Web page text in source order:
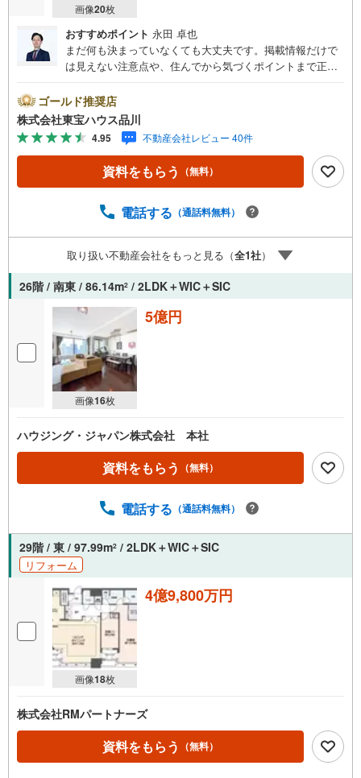
画像20枚
おすすめポイント 永田 卓也
まだ何も決まっていなくても大丈夫です。掲載情報だけで
は見えない注意点や、住んでから気づくポイントまで正直
とも包み隠さずお伝えし、「納得して選ぶ」ためのサポー
トを大切にしています。現地でしか分からないリアルな情
報も含めて、一緒に後悔しない住まい探しを進めていきま
しょう。まずはお気軽にご相談ください。【Yahoo！ 不動
産キャンペーン対象店舗】当店で物件を成約するとPayPay
ボーナスライトがもらえる「Yahoo！ 不動産 物件ご成約キ
予約をする」ボタンからお問い合わせください。※必ずYah
スライトは出金と譲渡はできません。ご案内・詳細な資料
のご請求はお気軽にどうぞ♪お電話でのお問い合わせも常
時受け付けております！お気軽にお問い合わせください。
ゴールド推奨店
株式会社東宝ハウス品川
4.95 不動産会社レビュー 40件
資料をもらう （無料）
電話する （通話料無料）
取り扱い不動産会社をもっと見る（全1社）
26階 / 南東 / 86.14m2 / 2LDK＋WIC＋SIC
画像16枚
5億円
ハウジング・ジャパン株式会社 本社
資料をもらう （無料）
電話する （通話料無料）
29階 / 東 / 97.99m2 / 2LDK＋WIC＋SIC
リフォーム
画像18枚
4億9,800万円
株式会社RMパートナーズ
資料をもらう （無料）